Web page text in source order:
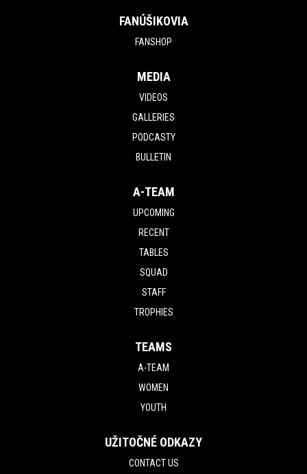
FANÚŠIKOVIA
FANSHOP
MEDIA
VIDEOS
GALLERIES
PODCASTY
BULLETIN
A-TEAM
UPCOMING
RECENT
TABLES
SQUAD
STAFF
TROPHIES
TEAMS
A-TEAM
WOMEN
YOUTH
UŽITOČNÉ ODKAZY
CONTACT US